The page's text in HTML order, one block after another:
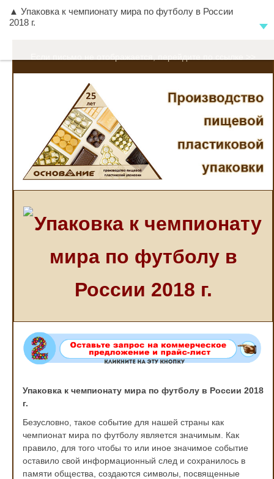
▲ Упаковка к чемпионату мира по футболу в России
2018 г.
Упаковка к чемпионату
мира по футболу в
России 2018 г.
Упаковка к чемпионату мира по футболу в России 2018
г.
Безусловно, такое событие для нашей страны как
чемпионат мира по футболу является значимым. Как
правило, для того чтобы то или иное значимое событие
оставило свой информационный след и сохранилось в
памяти общества, создаются символы, посвященные